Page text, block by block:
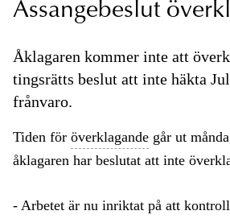
Assangebeslut
Åklagaren kommer inte att
tingsrätts beslut att inte häkta
frånvaro.
Tiden för överklagande går ut
åklagaren har beslutat att inte
- Arbetet är nu inriktat på att